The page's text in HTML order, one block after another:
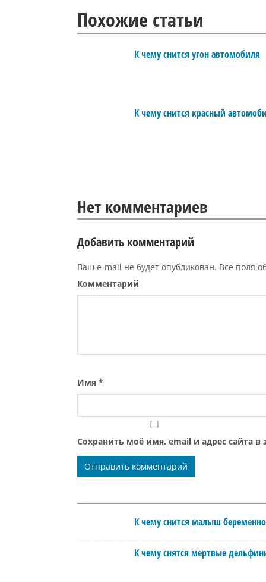
Похожие статьи
К чему снится угон автомобиля
К чему снится красный
Нет комментариев
Добавить комментарий
Ваш e-mail не будет опубликован. Все поля
Комментарий
Имя *
Сохранить моё имя, email и адрес сайта
К чему снится малыш
К чему снятся мертвые